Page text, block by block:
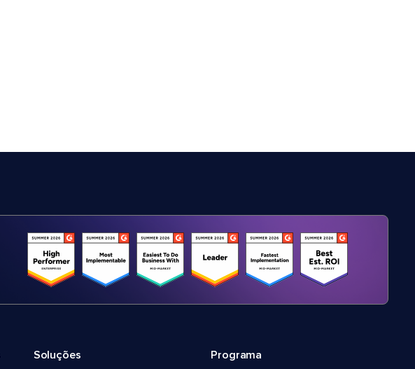
Soluções Programa